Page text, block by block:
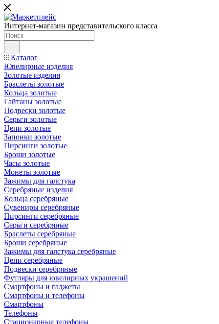
Интернет-магазин представительского класса
Каталог
Ювелирные изделия
Золотые изделия
Браслеты золотые
Кольца золотые
Гайтаны золотые
Подвески золотые
Серьги золотые
Цепи золотые
Запонки золотые
Пирсинги золотые
Броши золотые
Часы золотые
Монеты золотые
Зажимы для галстука
Серебряные изделия
Кольца серебряные
Сувениры серебряные
Пирсинги серебряные
Серьги серебряные
Браслеты серебряные
Броши серебряные
Зажимы для галстука серебряные
Цепи серебряные
Подвески серебряные
Футляры для ювелирных украшений
Смартфоны и гаджеты
Смартфоны и телефоны
Смартфоны
Телефоны
Стационарные телефоны